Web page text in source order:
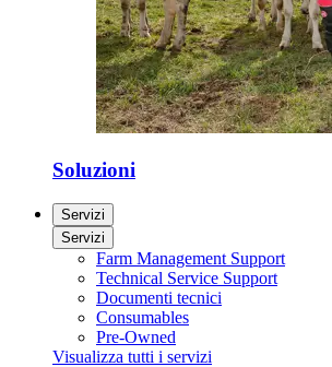
Soluzioni
Servizi
Servizi
Farm Management Support
Technical Service Support
Documenti tecnici
Consumables
Pre-Owned
Visualizza tutti i servizi